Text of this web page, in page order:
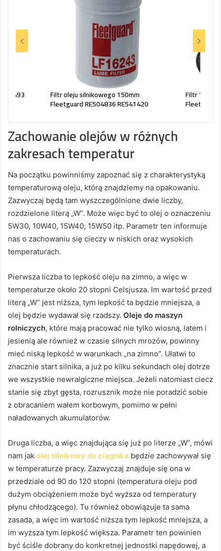
4493 Filtr oleju silnikowego 150mm
Fleetguard RE504836 RE541420
Filtr 1G
Fleetguard
Zachowanie olejów w różnych
zakresach temperatur
Na początku powinniśmy zapoznać się z charakterystyką
temperaturową oleju, którą znajdziemy na opakowaniu.
Zazwyczaj będą tam wyszczególnione dwie liczby,
rozdzielone literą „W”. Może więc być to olej o oznaczeniu
5W30, 10W40, 15W40, 15W50 itp. Parametr ten informuje
nas o zachowaniu się cieczy w niskich oraz wysokich
temperaturach.
Pierwsza liczba to lepkość oleju na zimno, a więc w
temperaturze około 20 stopni Celsjusza. Im wartość przed
literą „W” jest niższa, tym lepkość ta będzie mniejsza, a
olej będzie wydawał się rzadszy. Oleje do maszyn
rolniczych, które mają pracować nie tylko wiosną, latem i
jesienią ale również w czasie silnych mrozów, powinny
mieć niską lepkość w warunkach „na zimno”. Ułatwi to
znacznie start silnika, a już po kilku sekundach olej dotrze
we wszystkie newralgiczne miejsca. Jeżeli natomiast ciecz
stanie się zbyt gęsta, rozrusznik może nie poradzić sobie
z obracaniem wałem korbowym, pomimo w pełni
naładowanych akumulatorów.
Druga liczba, a więc znajdująca się już po literze „W”, mówi
nam jak olej silnikowy do ciągnika będzie zachowywał się
w temperaturze pracy. Zazwyczaj znajduje się ona w
przedziale od 90 do 120 stopni (temperatura oleju pod
dużym obciążeniem może być wyższa od temperatury
płynu chłodzącego). Tu również obowiązuje ta sama
zasada, a więc im wartość niższa tym lepkość mniejsza, a
im wyższa tym lepkość większa. Parametr ten powinien
być ściśle dobrany do konkretnej jednostki napędowej, a